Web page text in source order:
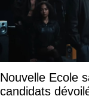
Nouvelle Ecole
candidats